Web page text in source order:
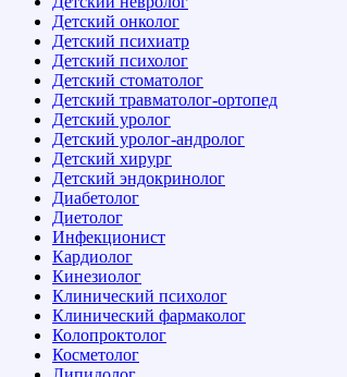
Детский онколог
Детский психиатр
Детский психолог
Детский стоматолог
Детский травматолог-ортопед
Детский уролог
Детский уролог-андролог
Детский хирург
Детский эндокринолог
Диабетолог
Диетолог
Инфекционист
Кардиолог
Кинезиолог
Клинический психолог
Клинический фармаколог
Колопроктолог
Косметолог